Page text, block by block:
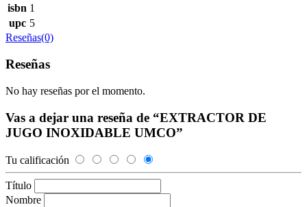
isbn 1
upc 5
Reseñas(0)
Reseñas
No hay reseñas por el momento.
Vas a dejar una reseña de “EXTRACTOR DE
JUGO INOXIDABLE UMCO”
Tu calificación
Título
Nombre